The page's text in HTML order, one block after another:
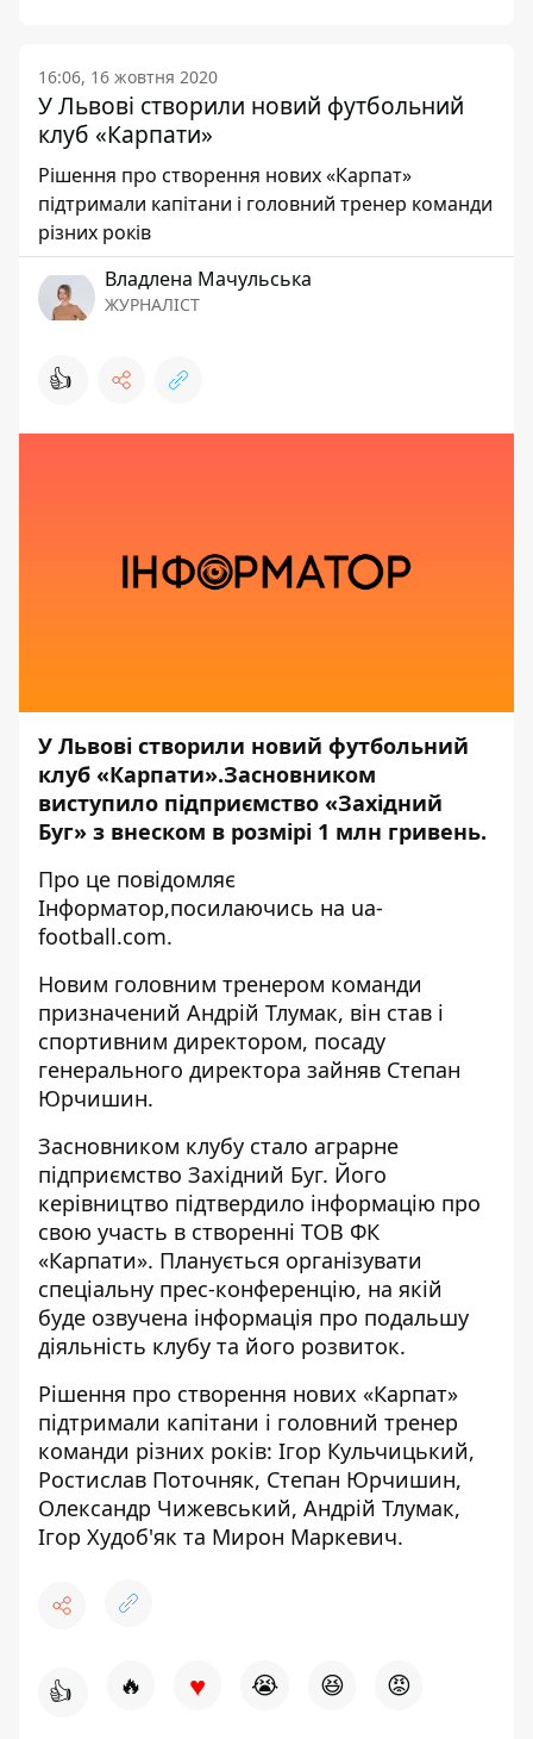
16:06, 16 жовтня 2020
У Львові створили новий футбольний
клуб «Карпати»
Рішення про створення нових «Карпат»
підтримали капітани і головний тренер команди
різних років
Владлена Мачульська
ЖУРНАЛІСТ
👍
У Львові створили новий футбольний
клуб «Карпати».Засновником
виступило підприємство «Західний
Буг» з внеском в розмірі 1 млн гривень.
Про це повідомляє
Інформатор,посилаючись на ua-
football.com.
Новим головним тренером команди
призначений Андрій Тлумак, він став і
спортивним директором, посаду
генерального директора зайняв Степан
Юрчишин.
Засновником клубу стало аграрне
підприємство Західний Буг. Його
керівництво підтвердило інформацію про
свою участь в створенні ТОВ ФК
«Карпати». Планується організувати
спеціальну прес-конференцію, на якій
буде озвучена інформація про подальшу
діяльність клубу та його розвиток.
Рішення про створення нових «Карпат»
підтримали капітани і головний тренер
команди різних років: Ігор Кульчицький,
Ростислав Поточняк, Степан Юрчишин,
Олександр Чижевський, Андрій Тлумак,
Ігор Худоб'як та Мирон Маркевич.
👍 🔥 ♥ 😭 😆 😡